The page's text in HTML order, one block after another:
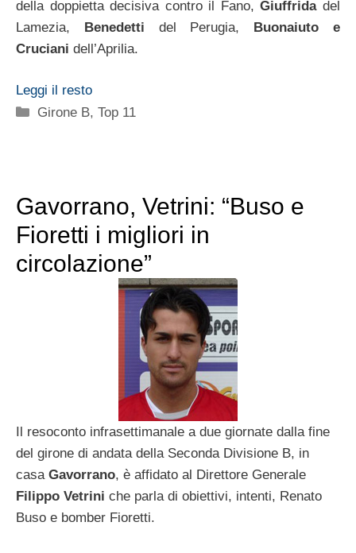
della doppietta decisiva contro il Fano,Giuffridadel
Lamezia, Benedetti del Perugia, Buonaiuto e
Cruciani dell’Aprilia.
Leggi il resto
Categorie
Girone B,Top 11
Gavorrano, Vetrini: “Buso e
Fioretti i migliori in
circolazione”
Il resoconto infrasettimanale a due giornate dalla fine
del girone di andata della Seconda Divisione B, in
casa Gavorrano, è affidato al Direttore Generale
Filippo Vetrini che parla di obiettivi, intenti, Renato
Buso e bomber Fioretti.